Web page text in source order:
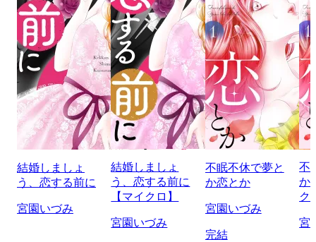
結婚しましょ
う、恋する前に
宮園いづみ
結婚しましょ
う、恋する前に
【マイクロ】
宮園いづみ
不眠不休で夢と
か恋とか
宮園いづみ
完結
不
か
ク
宮